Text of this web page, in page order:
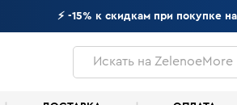
⚡ -15% к скидкам при покупке
Искатьна ZelenoeMore